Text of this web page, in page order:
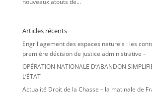
nouveaux atouts de...
Articles récents
Engrillagement des espaces naturels : les
première décision de justice administrative –
OPÉRATION NATIONALE D’ABANDON
L’ÉTAT
Actualité Droit de la Chasse – la matinale de